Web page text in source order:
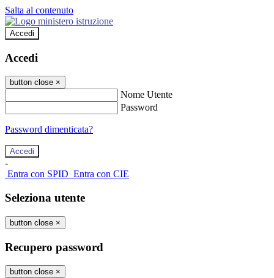
Salta al contenuto
Accedi
Accedi
button close ×
Nome Utente
Password
Password dimenticata?
-
Entra con SPID Entra con CIE
Seleziona utente
button close ×
Recupero password
button close ×